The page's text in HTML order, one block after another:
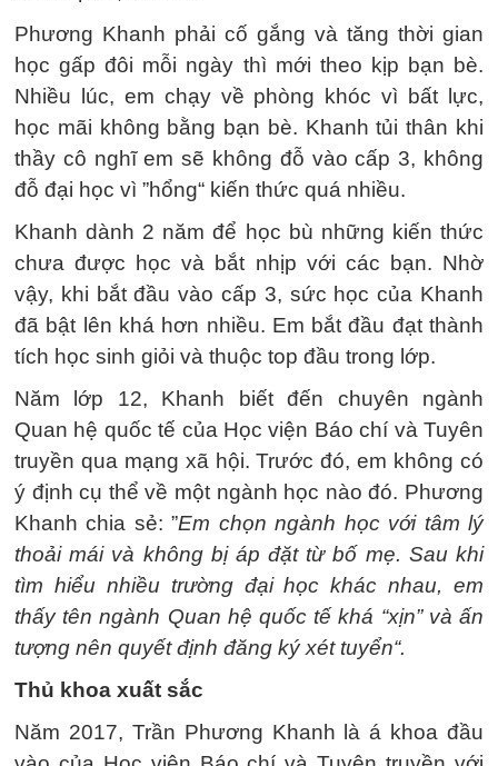
Phương Khanh phải cố gắng và tăng thời gian
học gấp đôi mỗi ngày thì mới theo kịp bạn bè.
Nhiều lúc, em chạy về phòng khóc vì bất lực,
học mãi không bằng bạn bè. Khanh tủi thân khi
thầy cô nghĩ em sẽ không đỗ vào cấp 3, không
đỗ đại học vì ”hổng“ kiến thức quá nhiều.
Khanh dành 2 năm để học bù những kiến thức
chưa được học và bắt nhịp với các bạn. Nhờ
vậy, khi bắt đầu vào cấp 3, sức học của Khanh
đã bật lên khá hơn nhiều. Em bắt đầu đạt thành
tích học sinh giỏi và thuộc top đầu trong lớp.
Năm lớp 12, Khanh biết đến chuyên ngành
Quan hệ quốc tế của Học viện Báo chí và Tuyên
truyền qua mạng xã hội. Trước đó, em không có
ý định cụ thể về một ngành học nào đó. Phương
Khanh chia sẻ: ”Em chọn ngành học với tâm lý
thoải mái và không bị áp đặt từ bố mẹ. Sau khi
tìm hiểu nhiều trường đại học khác nhau, em
thấy tên ngành Quan hệ quốc tế khá “xịn” và ấn
tượng nên quyết định đăng ký xét tuyển“.
Thủ khoa xuất sắc
Năm 2017, Trần Phương Khanh là á khoa đầu